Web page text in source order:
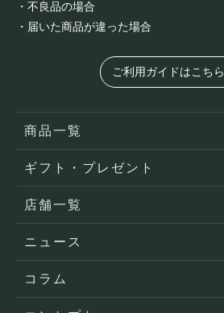
・不良品の場合
・届いた商品が違った場合
ご利用ガイドはこちら
商品一覧
ギフト・プレゼント
店舗一覧
ニュース
コラム